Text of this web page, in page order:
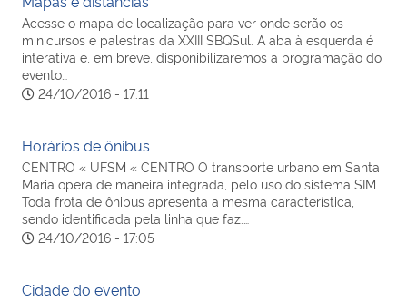
Acesse o mapa de localização para ver onde serão os
minicursos e palestras da XXIII SBQSul. A aba à esquerda é
interativa e, em breve, disponibilizaremos a programação do
evento…
24/10/2016 - 17:11
Horários de ônibus
CENTRO « UFSM « CENTRO O transporte urbano em Santa
Maria opera de maneira integrada, pelo uso do sistema SIM.
Toda frota de ônibus apresenta a mesma característica,
sendo identificada pela linha que faz.…
24/10/2016 - 17:05
Cidade do evento